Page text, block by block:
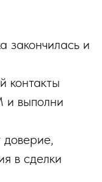
закончилась и
контакты
и выполни
доверие,
в сделки